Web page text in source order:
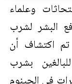
وعلماء
البشر لشرب
اكتشاف أن
بشرب